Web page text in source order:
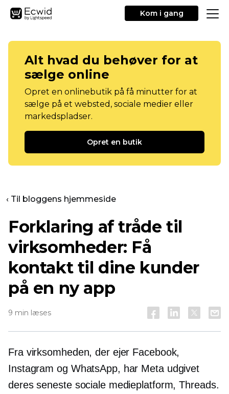
Kom i gang
Alt hvad du behøver for at
sælge online
Opret en onlinebutik på få minutter for at
sælge på et websted, sociale medier eller
markedspladser.
Opret en butik
‹ Til bloggens hjemmeside
Forklaring af tråde til
virksomheder: Få
kontakt til dine kunder
på en ny app
9 min læses
Fra virksomheden, der ejer Facebook,
Instagram og WhatsApp, har Meta udgivet
deres seneste sociale medieplatform, Threads.